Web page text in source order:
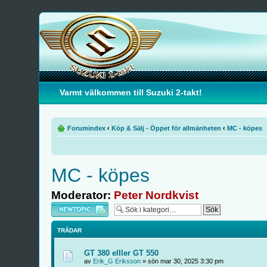
Varmt välkommen till Suzuki 2-takt!
Forumindex ‹ Köp & Sälj - Öppet för allmänheten ‹ MC - köpes
MC - köpes
Moderator: Peter Nordkvist
Skapa en ny tråd
TRÅDAR
GT 380 elller GT 550
av Erik_G Eriksson » sön mar 30, 2025 3:30 pm